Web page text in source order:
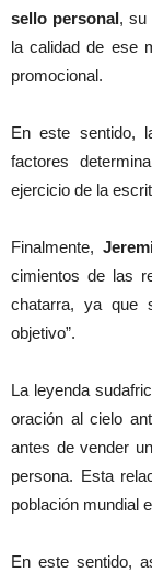
sello personal, su
la calidad de ese
promocional.
En este sentido,
factores
ejercicio de la
Finalmente,
cimientos de las
chatarra, ya que
objetivo”.
La leyenda
oración al cielo
antes de vender
persona. Esta
población mundial
En este sentido,